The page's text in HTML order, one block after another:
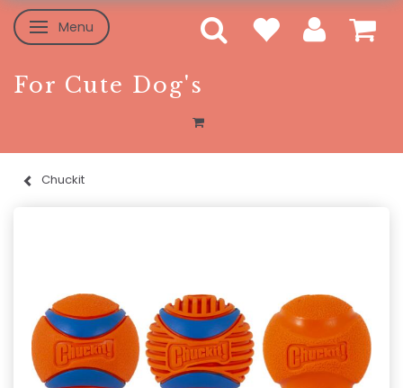
Skifte navigation
Menu
For Cute Dog's
Chuckit